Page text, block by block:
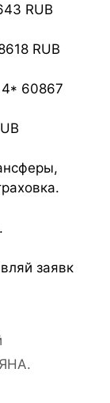
RUB
RUB
4* 60867
заявк